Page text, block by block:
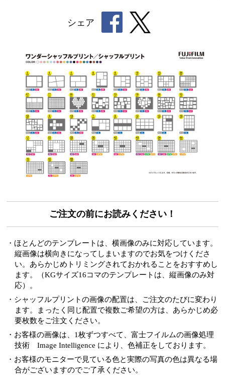
シェア
ご注文の前にお読みください！
・ほとんどのテンプレートは、横画像のみに対応しています。
縦画像は横向きになってしまいますのでお気をつけくださ
い。あらかじめトリミングされておかれることをおすすめし
ます。（KGサイズ16コマのテンプレートは、縦画像のみ対
応）。
・シャッフルプリントの画像の配置は、ご注文のたびに変わり
ます。まったく同じ配置で複数ご希望の方は、あらかじめ必
要枚数をご注文ください。
・お客様の画像は、1枚ずつすべて、富士フイルムの画像処理
技術 Image Intelligence により、色補正をしております。
・お客様のモニターで見ている色と実際の写真の色は異なる場
合がございますのでご了承ください。